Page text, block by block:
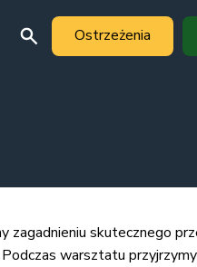
Ostrzeżenia
zagadnieniu skutecznego
warsztatu